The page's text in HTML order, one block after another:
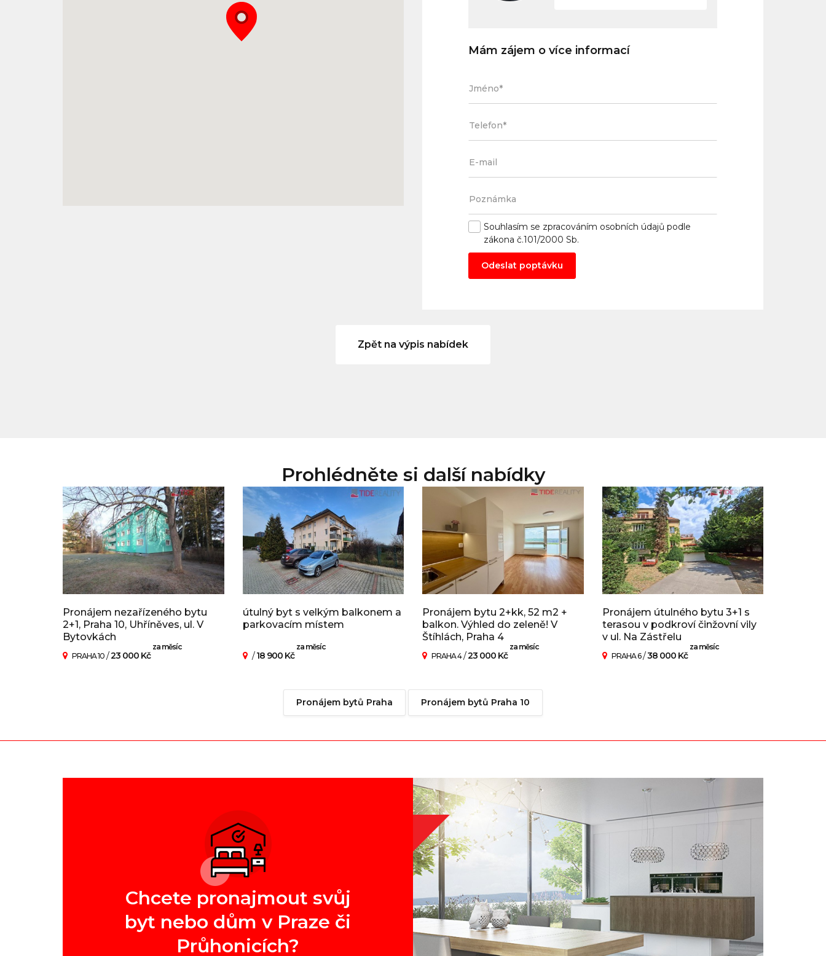
Mám zájem o více informací
Souhlasím se zpracováním osobních údajů podle
zákona č.101/2000 Sb.
Odeslat poptávku
Zpět na výpis nabídek
Prohlédněte si další nabídky
Pronájem nezařízeného bytu
2+1, Praha 10, Uhříněves, ul. V
Bytovkách
PRAHA 10 /23 000 Kč
za měsíc
útulný byt s velkým balkonem a
parkovacím místem
/18 900 Kč
za měsíc
Pronájem bytu 2+kk, 52 m2 +
balkon. Výhled do zeleně! V
Štíhlách, Praha 4
PRAHA 4/23 000 Kč
za měsíc
Pronájem útulného bytu 3+1 s
terasou v podkroví činžovní vily
v ul. Na Zástřelu
PRAHA 6/38 000 Kč
za měsíc
Pronájem bytů Praha Pronájem bytů Praha 10
Chcete pronajmout svůj
byt nebo dům v Praze či
Průhonicích?